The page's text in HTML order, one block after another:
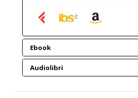
Ebook
Audiolibri